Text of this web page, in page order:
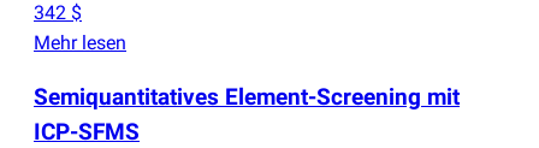
342 $
Mehr lesen
Semiquantitatives Element-Screening mit
ICP-SFMS